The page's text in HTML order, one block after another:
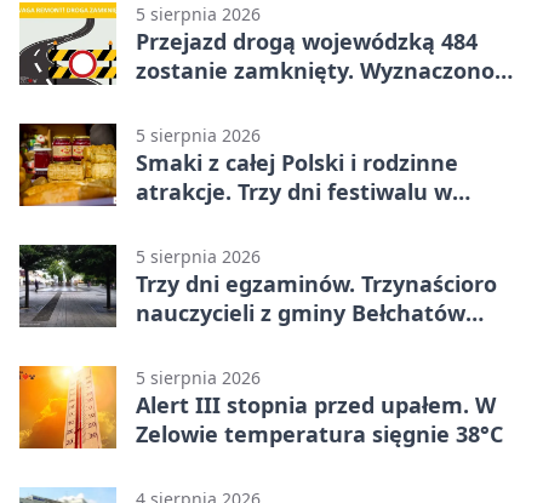
5 sierpnia 2026
Przejazd drogą wojewódzką 484
zostanie zamknięty. Wyznaczono
5 sierpnia 2026
Smaki z całej Polski i rodzinne
atrakcje. Trzy dni festiwalu w
5 sierpnia 2026
Trzy dni egzaminów. Trzynaścioro
nauczycieli z gminy Bełchatów
5 sierpnia 2026
Alert III stopnia przed upałem. W
Zelowie temperatura sięgnie 38°C
4 sierpnia 2026